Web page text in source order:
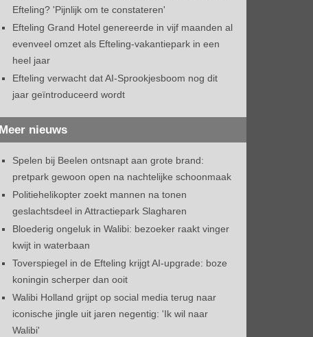
Efteling? 'Pijnlijk om te constateren'
Efteling Grand Hotel genereerde in vijf maanden al
evenveel omzet als Efteling-vakantiepark in een
heel jaar
Efteling verwacht dat AI-Sprookjesboom nog dit
jaar geïntroduceerd wordt
Meer nieuws
Spelen bij Beelen ontsnapt aan grote brand:
pretpark gewoon open na nachtelijke schoonmaak
Politiehelikopter zoekt mannen na tonen
geslachtsdeel in Attractiepark Slagharen
Bloederig ongeluk in Walibi: bezoeker raakt vinger
kwijt in waterbaan
Toverspiegel in de Efteling krijgt AI-upgrade: boze
koningin scherper dan ooit
Walibi Holland grijpt op social media terug naar
iconische jingle uit jaren negentig: 'Ik wil naar
Walibi'